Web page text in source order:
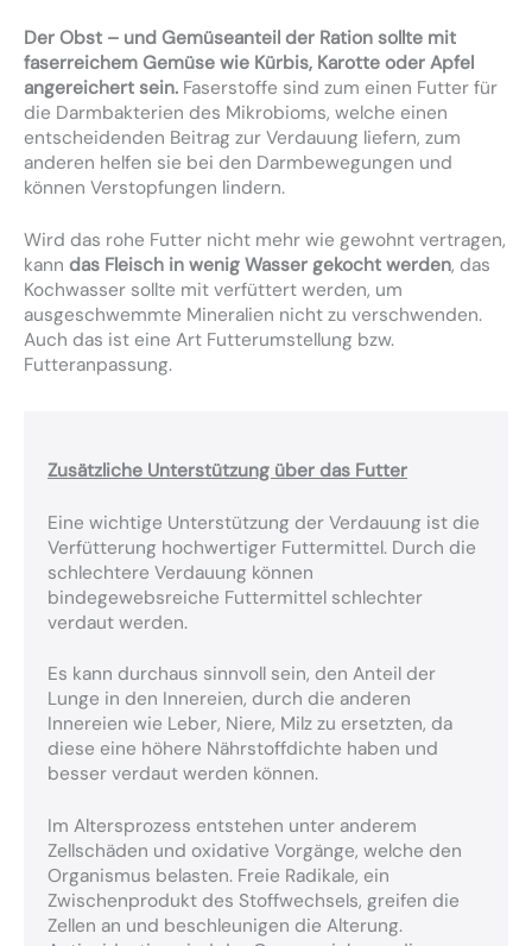
Der Obst – und Gemüseanteil der Ration sollte mit
faserreichem Gemüse wie Kürbis, Karotte oder Apfel
angereichert sein. Faserstoffe sind zum einen Futter für
die Darmbakterien des Mikrobioms, welche einen
entscheidenden Beitrag zur Verdauung liefern, zum
anderen helfen sie bei den Darmbewegungen und
können Verstopfungen lindern.
Wird das rohe Futter nicht mehr wie gewohnt vertragen,
kann das Fleisch in wenig Wasser gekocht werden, das
Kochwasser sollte mit verfüttert werden, um
ausgeschwemmte Mineralien nicht zu verschwenden.
Auch das ist eine Art Futterumstellung bzw.
Futteranpassung.
Zusätzliche Unterstützung über das Futter
Eine wichtige Unterstützung der Verdauung ist die
Verfütterung hochwertiger Futtermittel. Durch die
schlechtere Verdauung können
bindegewebsreiche Futtermittel schlechter
verdaut werden.
Es kann durchaus sinnvoll sein, den Anteil der
Lunge in den Innereien, durch die anderen
Innereien wie Leber, Niere, Milz zu ersetzten, da
diese eine höhere Nährstoffdichte haben und
besser verdaut werden können.
Im Altersprozess entstehen unter anderem
Zellschäden und oxidative Vorgänge, welche den
Organismus belasten. Freie Radikale, ein
Zwischenprodukt des Stoffwechsels, greifen die
Zellen an und beschleunigen die Alterung.